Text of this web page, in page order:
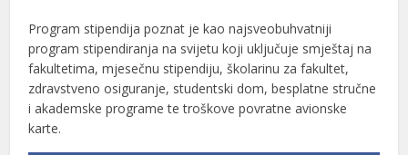
Program stipendija poznat je kao najsveobuhvatniji
program stipendiranja na svijetu koji uključuje smještaj na
fakultetima, mjesečnu stipendiju, školarinu za fakultet,
zdravstveno osiguranje, studentski dom, besplatne stručne
i akademske programe te troškove povratne avionske
karte.